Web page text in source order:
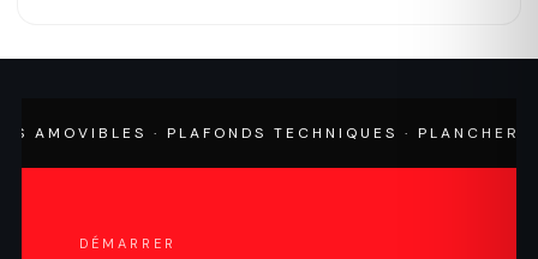
· PLAFONDS TECHNIQUES · PLANCHERS
DÉMARRER